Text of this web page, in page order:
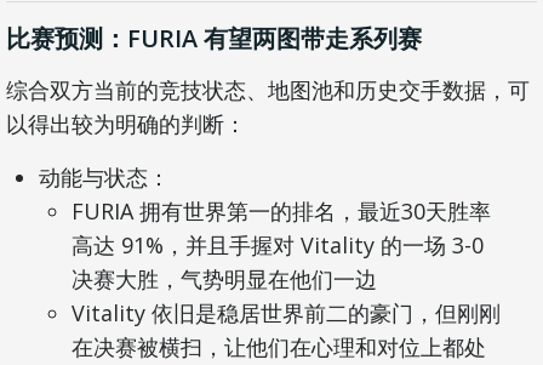
比赛预测：FURIA 有望两图带走系列赛
综合双方当前的竞技状态、地图池和历史交手数据，可
以得出较为明确的判断：
动能与状态：
FURIA 拥有世界第一的排名，最近30天胜率
高达 91%，并且手握对 Vitality 的一场 3-0
决赛大胜，气势明显在他们一边
Vitality 依旧是稳居世界前二的豪门，但刚刚
在决赛被横扫，让他们在心理和对位上都处